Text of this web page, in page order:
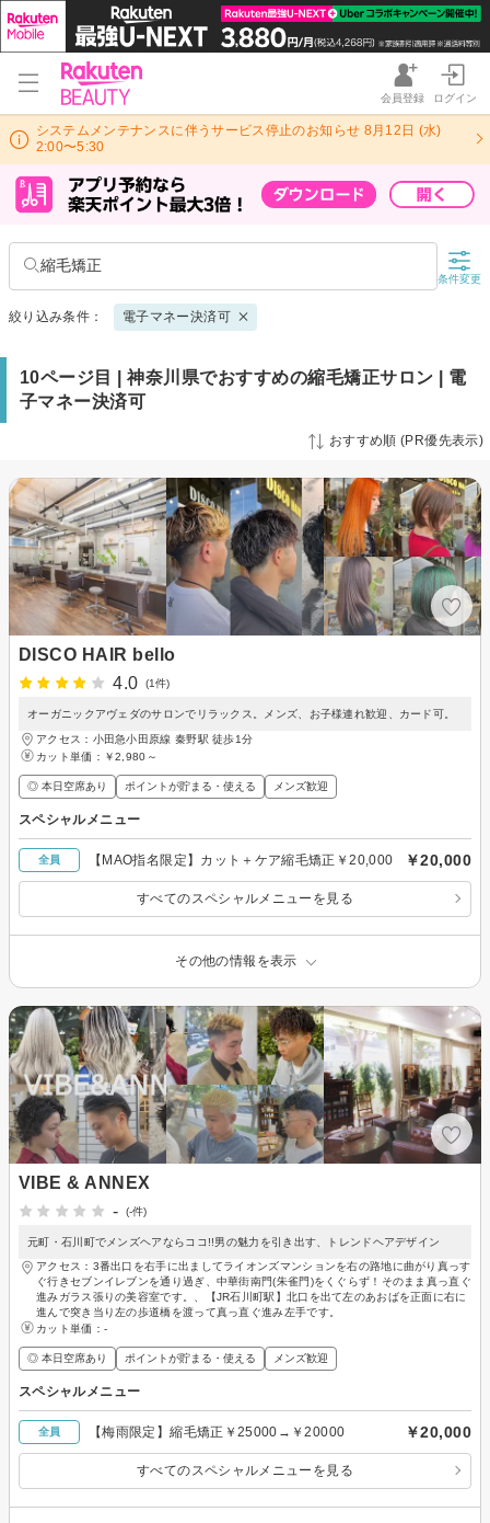
会員登録 ログイン
システムメンテナンスに伴うサービス停止のお知らせ 8月12日 (水)
2:00〜5:30
縮毛矯正
条件変更
絞り込み条件： 電子マネー決済可
10ページ目 | 神奈川県でおすすめの縮毛矯正サロン | 電
子マネー決済可
おすすめ順 (PR優先表示)
DISCO HAIR bello
4.0
(1件)
オーガニックアヴェダのサロンでリラックス。メンズ、お子様連れ歓迎、カード可。
アクセス：小田急小田原線 秦野駅 徒歩1分
カット単価： ￥2,980～
◎ 本日空席あり ポイントが貯まる・使える メンズ歓迎
スペシャルメニュー
全員 【MAO指名限定】カット＋ケア縮毛矯正￥20,000 ￥20,000
すべてのスペシャルメニューを見る
その他の情報を表示
VIBE & ANNEX
-
(-件)
元町・石川町でメンズヘアならココ!!男の魅力を引き出す、トレンドヘアデザイン
アクセス：3番出口を右手に出ましてライオンズマンションを右の路地に曲がり真っす
ぐ行きセブンイレブンを通り過ぎ、中華街南門(朱雀門)をくぐらず！そのまま真っ直ぐ
進みガラス張りの美容室です。、【JR石川町駅】北口を出て左のあおばを正面に右に
進んで突き当り左の歩道橋を渡って真っ直ぐ進み左手です。
カット単価： -
◎ 本日空席あり ポイントが貯まる・使える メンズ歓迎
スペシャルメニュー
全員 【梅雨限定】縮毛矯正￥25000→￥20000 ￥20,000
すべてのスペシャルメニューを見る